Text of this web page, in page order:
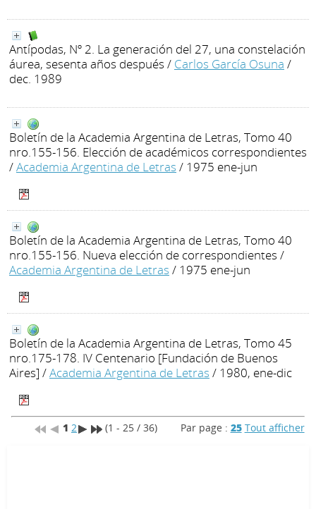
Antípodas, Nº 2. La generación del 27, una constelación
áurea, sesenta años después / Carlos García Osuna /
dec. 1989
Boletín de la Academia Argentina de Letras, Tomo 40
nro.155-156. Elección de académicos correspondientes
/Academia Argentina de Letras / 1975 ene-jun
Boletín de la Academia Argentina de Letras, Tomo 40
nro.155-156. Nueva elección de correspondientes /
Academia Argentina de Letras / 1975 ene-jun
Boletín de la Academia Argentina de Letras, Tomo 45
nro.175-178. IV Centenario [Fundación de Buenos
Aires] /Academia Argentina de Letras / 1980, ene-dic
1 2 (1 - 25 / 36) Par page : 25 Tout afficher